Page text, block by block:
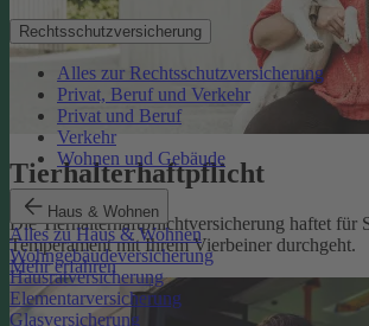
Rechtsschutzversicherung
Alles zur Rechtsschutzversicherung
Privat, Beruf und Verkehr
Privat und Beruf
Verkehr
Wohnen und Gebäude
Haus & Wohnen
Alles zu Haus & Wohnen
Wohngebäudeversicherung
Hausratversicherung
Elementarversicherung
Glasversicherung
Tierhalterhaftpflicht
Die Tierhalterhaftpflichtversicherung haftet für
Temperament mit Ihrem Vierbeiner durchgeht.
Mehr erfahren